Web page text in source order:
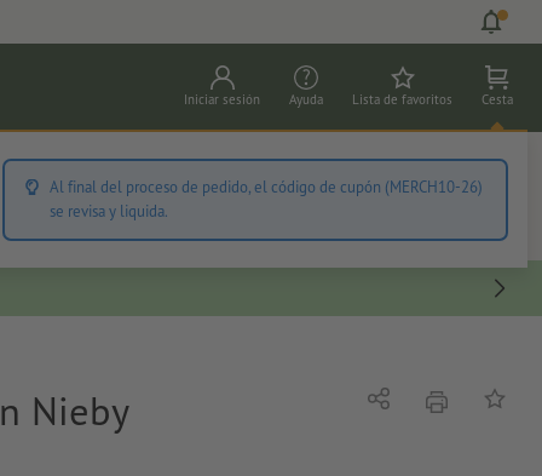
Iniciar sesión Ayuda Lista de favoritos Cesta
Al final del proceso de pedido, el código de cupón (MERCH10-26)
se revisa y liquida.
Oficina Adhesivos
Nieby CompartirimprimirAñadir